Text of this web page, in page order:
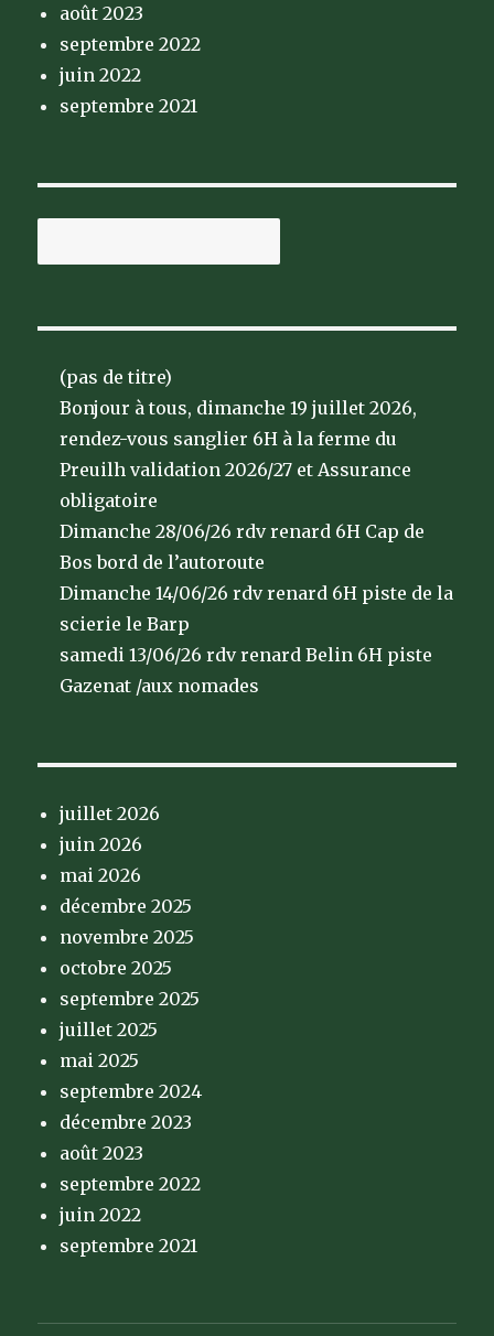
août 2023
septembre 2022
juin 2022
septembre 2021
(pas de titre)
Bonjour à tous, dimanche 19 juillet 2026,
rendez-vous sanglier 6H à la ferme du
Preuilh validation 2026/27 et Assurance
obligatoire
Dimanche 28/06/26 rdv renard 6H Cap de
Bos bord de l’autoroute
Dimanche 14/06/26 rdv renard 6H piste de la
scierie le Barp
samedi 13/06/26 rdv renard Belin 6H piste
Gazenat /aux nomades
juillet 2026
juin 2026
mai 2026
décembre 2025
novembre 2025
octobre 2025
septembre 2025
juillet 2025
mai 2025
septembre 2024
décembre 2023
août 2023
septembre 2022
juin 2022
septembre 2021